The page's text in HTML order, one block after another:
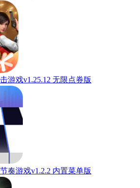
游戏v1.25.12 无限点券版
奏游戏v1.2.2 内置菜单版